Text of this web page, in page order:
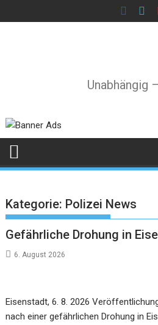
to
Unabhängig
Kategorie: Polizei News
Gefährliche Drohung in
6. August 2026
Eisenstadt, 6. 8. 2026
nach einer gefährlichen Drohung in